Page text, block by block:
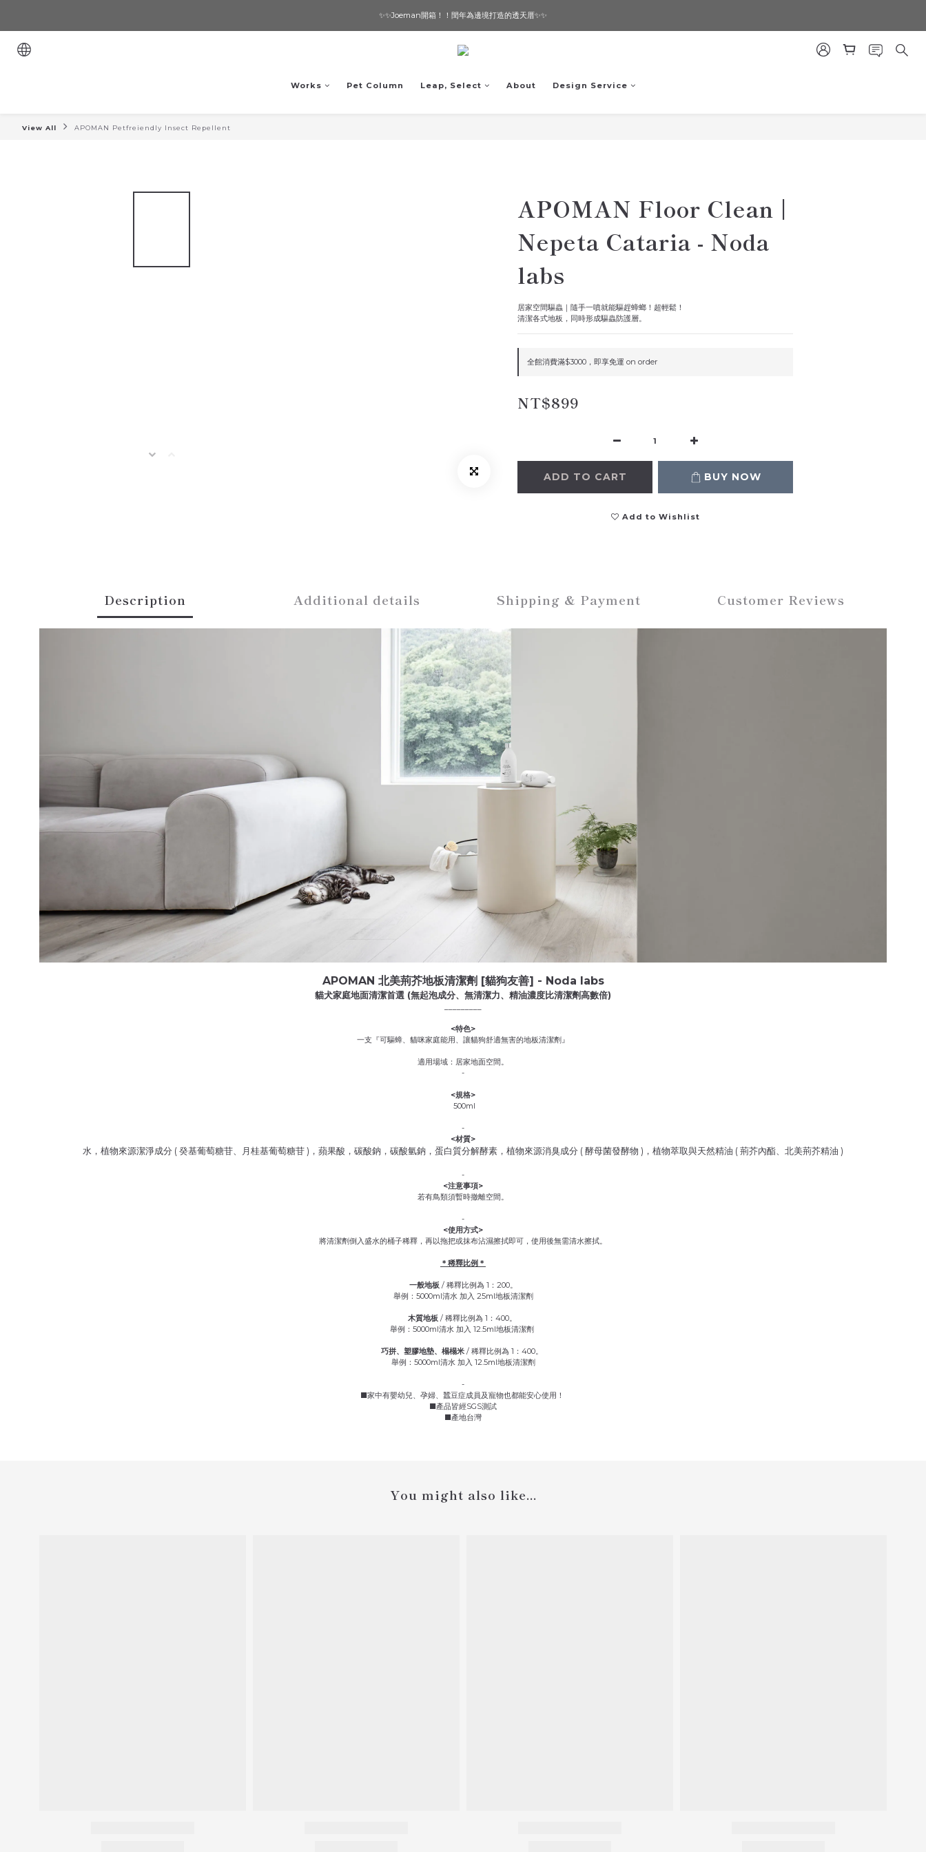
想要一個寵物友善的美宅嗎？ 🔶 即刻諮詢 🔶
✨✨Joeman開箱！！閏年為邊境打造的透天厝✨✨
想要一個寵物友善的美宅嗎？ 🔶 即刻諮詢 🔶
Works Pet Column Leap, Select About Design Service
View All APOMAN Petfreiendly Insect Repellent
APOMAN Floor Clean |
Nepeta Cataria - Noda
labs
居家空間驅蟲｜隨手一噴就能驅趕蟑螂！超輕鬆！
清潔各式地板，同時形成驅蟲防護層。
全館消費滿$3000，即享免運 on order
NT$899
ADD TO CART BUY NOW
Add to Wishlist
Description Additional details Shipping & Payment Customer Reviews
APOMAN 北美荊芥地板清潔劑 [貓狗友善] - Noda labs
貓犬家庭地面清潔首選 (無起泡成分、無清潔力、精油濃度比清潔劑高數倍)
<特色>
一支『可驅蟑、貓咪家庭能用、讓貓狗舒適無害的地板清潔劑』
適用場域：居家地面空間。
-
<規格>
500ml
-
<材質>
水，植物來源潔淨成分 ( 癸基葡萄糖苷、月桂基葡萄糖苷 )，蘋果酸，碳酸鈉，碳酸氫鈉，蛋白質分解酵素，植物來源消臭成分 ( 酵母菌發酵物 )，植物萃取與天然精油 ( 荊芥內酯、北美荊芥精油 )
-
<注意事項>
若有鳥類須暫時撤離空間。
-
<使用方式>
將清潔劑倒入盛水的桶子稀釋，再以拖把或抹布沾濕擦拭即可，使用後無需清水擦拭。
＊稀釋比例＊
一般地板 / 稀釋比例為 1：200。
舉例：5000ml清水 加入 25ml地板清潔劑
木質地板 / 稀釋比例為 1：400。
舉例：5000ml清水 加入 12.5ml地板清潔劑
巧拼、塑膠地墊、榻榻米 / 稀釋比例為 1：400。
舉例：5000ml清水 加入 12.5ml地板清潔劑
-
■家中有嬰幼兒、孕婦、蠶豆症成員及寵物也都能安心使用！
■產品皆經SGS測試
■產地台灣
You might also like...